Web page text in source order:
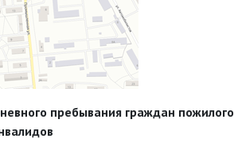
пребывания граждан пожилого